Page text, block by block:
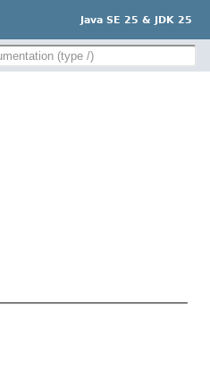
Java SE 25 & JDK 25